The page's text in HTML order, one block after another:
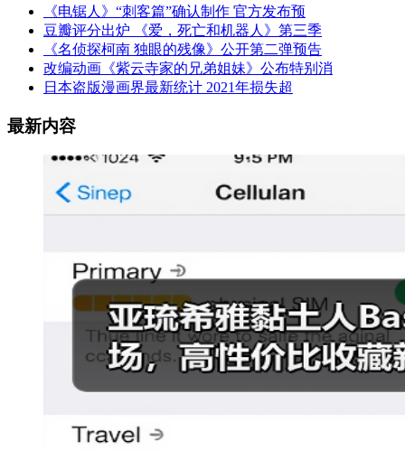
《电锯人》“刺客篇”确认制作 官方发布预
豆瓣评分出炉 《爱，死亡和机器人》第三季
《名侦探柯南 独眼的残像》公开第二弹预告
改编动画《紫云寺家的兄弟姐妹》公布特别消
日本盗版漫画界最新统计 2021年损失超
最新内容